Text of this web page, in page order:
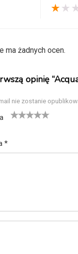
★ ★
ma żadnych ocen.
opinię
nie zostanie
*